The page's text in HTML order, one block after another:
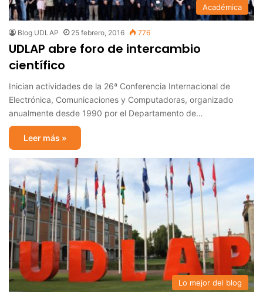
Académica
Blog UDLAP 25 febrero, 2016 776
UDLAP abre foro de intercambio
científico
Inician actividades de la 26ª Conferencia Internacional de
Electrónica, Comunicaciones y Computadoras, organizado
anualmente desde 1990 por el Departamento de…
Leer más »
Lo mejor del blog